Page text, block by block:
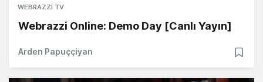
WEBRAZZI TV
Webrazzi Online: Demo Day [Canlı Yayın]
Arden Papuççiyan